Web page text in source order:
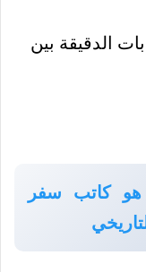
هو كاتب سفر